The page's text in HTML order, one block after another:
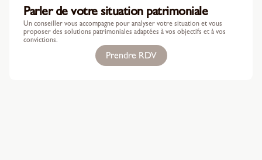
Parler de votre situation patrimoniale
Un conseiller vous accompagne pour analyser votre situation et vous
proposer des solutions patrimoniales adaptées à vos objectifs et à vos
convictions.
Prendre RDV